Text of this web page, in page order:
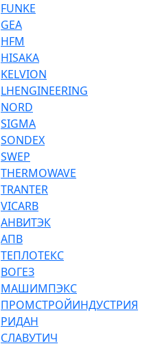
FUNKE
GEA
HFM
HISAKA
KELVION
LHENGINEERING
NORD
SIGMA
SONDEX
SWEP
THERMOWAVE
TRANTER
VICARB
АНВИТЭК
АПВ
ТЕПЛОТЕКС
ВОГЕЗ
МАШИМПЭКС
ПРОМСТРОЙИНДУСТРИЯ
РИДАН
СЛАВУТИЧ